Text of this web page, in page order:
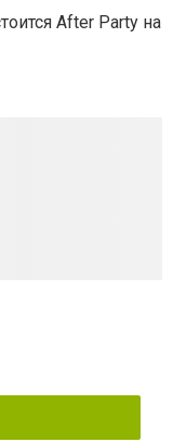
After Party на